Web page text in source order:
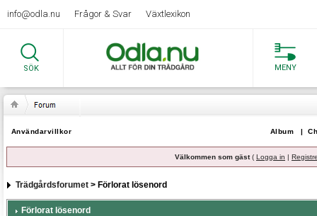
info@odla.nu Frågor & Svar Växtlexikon
SÖK MENY
Användarvillkor Album |
Välkommen som gäst( Logga in |
Trädgårdsforumet> Förlorat lösenord
Förlorat lösenord